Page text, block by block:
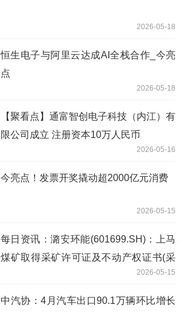
2026-05-18
恒生电子与阿里云达成AI全栈合作_今亮
点
2026-05-18
【聚看点】通富智创电子科技（内江）有
限公司成立 注册资本10万人民币
2026-05-16
今亮点！发票开奖撬动超2000亿元消费
2026-05-15
每日资讯：潞安环能(601699.SH)：上马
煤矿取得采矿许可证及不动产权证书(采
2026-05-15
中汽协：4月汽车出口90.1万辆环比增长